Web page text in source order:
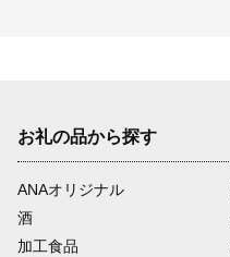
お礼の品から探す
ANAオリジナル
酒
加工食品